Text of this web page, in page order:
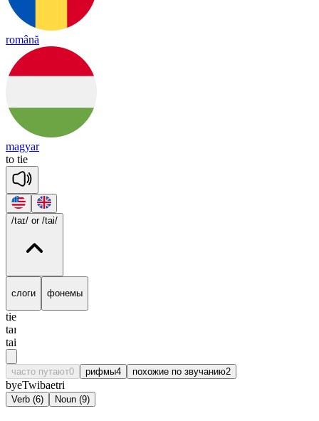
română
magyar
to tie
/taɪ/ or /tai/
слоги фонемы
tie
taɪ
tai
часто путают0 рифмы4 похожие по звучанию2
byeTwibaetri
Verb (6) Noun (9)